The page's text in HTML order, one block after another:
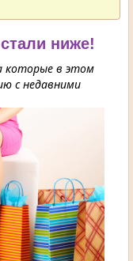
ниже!
которые в этом
с недавними